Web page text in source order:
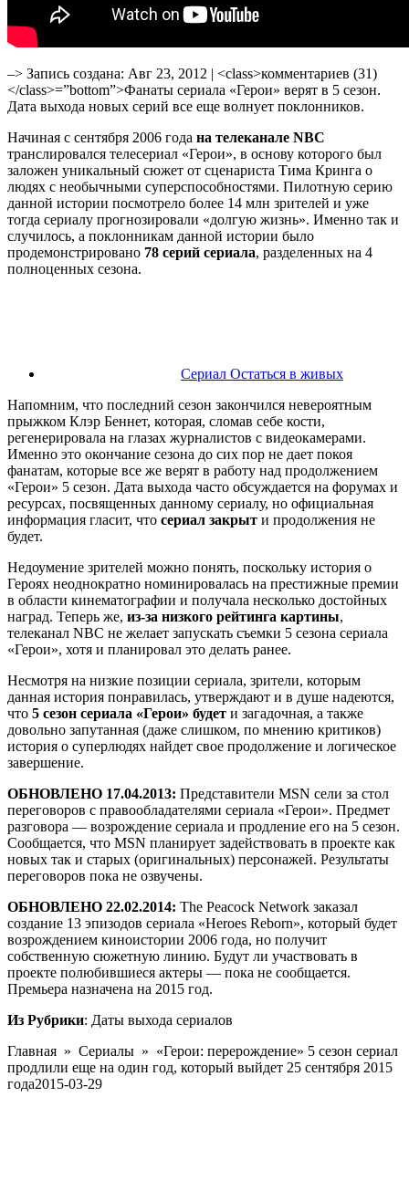
–> Запись создана: Авг 23, 2012 | <class>комментариев (31)
</class>=”bottom”>Фанаты сериала «Герои» верят в 5 сезон.
Дата выхода новых серий все еще волнует поклонников.
Начиная с сентября 2006 года на телеканале NBC
транслировался телесериал «Герои», в основу которого был
заложен уникальный сюжет от сценариста Тима Кринга о
людях с необычными суперспособностями. Пилотную серию
данной истории посмотрело более 14 млн зрителей и уже
тогда сериалу прогнозировали «долгую жизнь». Именно так и
случилось, а поклонникам данной истории было
продемонстрировано 78 серий сериала, разделенных на 4
полноценных сезона.
Сериал Остаться в живых
Напомним, что последний сезон закончился невероятным
прыжком Клэр Беннет, которая, сломав себе кости,
регенерировала на глазах журналистов с видеокамерами.
Именно это окончание сезона до сих пор не дает покоя
фанатам, которые все же верят в работу над продолжением
«Герои» 5 сезон. Дата выхода часто обсуждается на форумах и
ресурсах, посвященных данному сериалу, но официальная
информация гласит, что сериал закрыт и продолжения не
будет.
Недоумение зрителей можно понять, поскольку история о
Героях неоднократно номинировалась на престижные премии
в области кинематографии и получала несколько достойных
наград. Теперь же, из-за низкого рейтинга картины,
телеканал NBC не желает запускать съемки 5 сезона сериала
«Герои», хотя и планировал это делать ранее.
Несмотря на низкие позиции сериала, зрители, которым
данная история понравилась, утверждают и в душе надеются,
что 5 сезон сериала «Герои» будет и загадочная, а также
довольно запутанная (даже слишком, по мнению критиков)
история о суперлюдях найдет свое продолжение и логическое
завершение.
ОБНОВЛЕНО 17.04.2013: Представители MSN сели за стол
переговоров с правообладателями сериала «Герои». Предмет
разговора — возрождение сериала и продление его на 5 сезон.
Сообщается, что MSN планирует задействовать в проекте как
новых так и старых (оригинальных) персонажей. Результаты
переговоров пока не озвучены.
ОБНОВЛЕНО 22.02.2014: The Peacock Network заказал
создание 13 эпизодов сериала «Heroes Reborn», который будет
возрождением киноистории 2006 года, но получит
собственную сюжетную линию. Будут ли участвовать в
проекте полюбившиеся актеры — пока не сообщается.
Премьера назначена на 2015 год.
Из Рубрики: Даты выхода сериалов
Главная » Сериалы » «Герои: перерождение» 5 сезон сериал
продлили еще на один год, который выйдет 25 сентября 2015
года2015-03-29